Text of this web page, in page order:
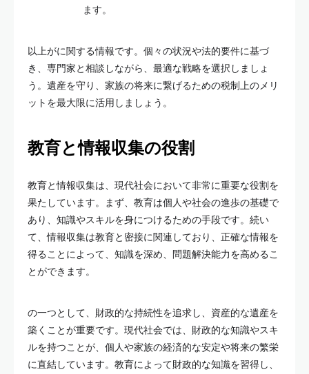
ます。
以上がに関する情報です。個々の状況や法的要件に基づ
き、専門家と相談しながら、最適な戦略を選択しましょ
う。遺産を守り、家族の将来に繋げるための税制上のメリ
ットを最大限に活用しましょう。
教育と情報収集の役割
教育と情報収集は、現代社会において非常に重要な役割を
果たしています。まず、教育は個人や社会の進歩の基礎で
あり、知識やスキルを身につけるための手段です。続い
て、情報収集は教育と密接に関連しており、正確な情報を
得ることによって、知識を深め、問題解決能力を高めるこ
とができます。
の一つとして、財政的な持続性を追求し、資産的な遺産を
築くことが重要です。現代社会では、財政的な知識やスキ
ルを持つことが、個人や家族の経済的な安定や将来の繁栄
に直結しています。教育によって財政的な知識を習得し、